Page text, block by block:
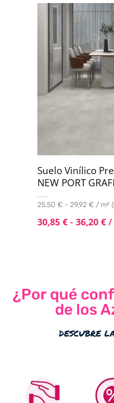
Suelo Vinílico
NEW PORT
25,50 € - 29,92 € / m²
30,85 € - 36,20 € /
¿Por qué
de los
descubre